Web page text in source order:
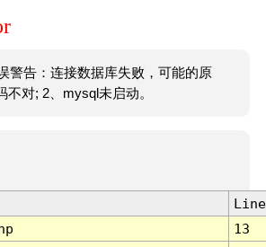
警告：连接数据库失败，可能的原
不对; 2、mysql未启动。
Line
13